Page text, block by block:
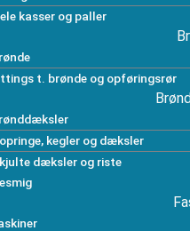
kasser og paller
t. brønde og opføringsrør
kegler og dæksler
dæksler og riste